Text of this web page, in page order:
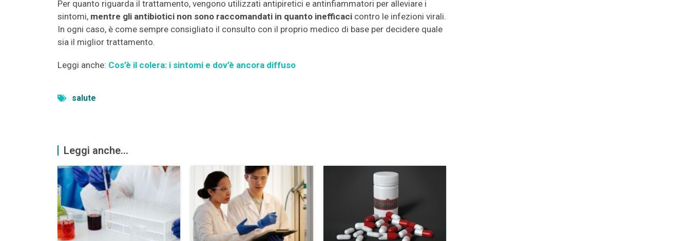
Per quanto riguarda il trattamento, vengono utilizzati antipiretici e antinfiammatori per alleviare i
sintomi, mentre gli antibiotici non sono raccomandati in quanto inefficaci contro le infezioni virali.
In ogni caso, è come sempre consigliato il consulto con il proprio medico di base per decidere quale
sia il miglior trattamento.
Leggi anche: Cos’è il colera: i sintomi e dov’è ancora diffuso
salute
Leggi anche...